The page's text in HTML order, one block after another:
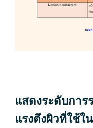
แสดงระดับการ
แรงตึงผิวที่ใช้